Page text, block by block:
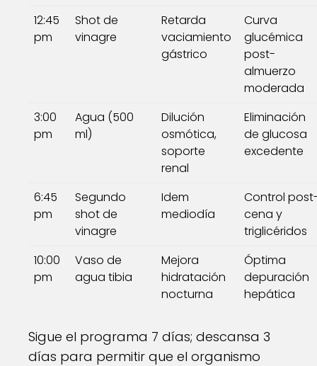
12:45
pm
Shot de
vinagre
Retarda
vaciamiento
gástrico
Curva
glucémica
post-
almuerzo
moderada
3:00
pm
Agua (500
ml)
Dilución
osmótica,
soporte
renal
Eliminación
de glucosa
excedente
6:45
pm
Segundo
shot de
vinagre
Idem
mediodía
Control
cena y
triglicéridos
10:00
pm
Vaso de
agua tibia
Mejora
hidratación
nocturna
Óptima
depuración
hepática
Sigue el programa 7 días; descansa 3
días para permitir que el organismo